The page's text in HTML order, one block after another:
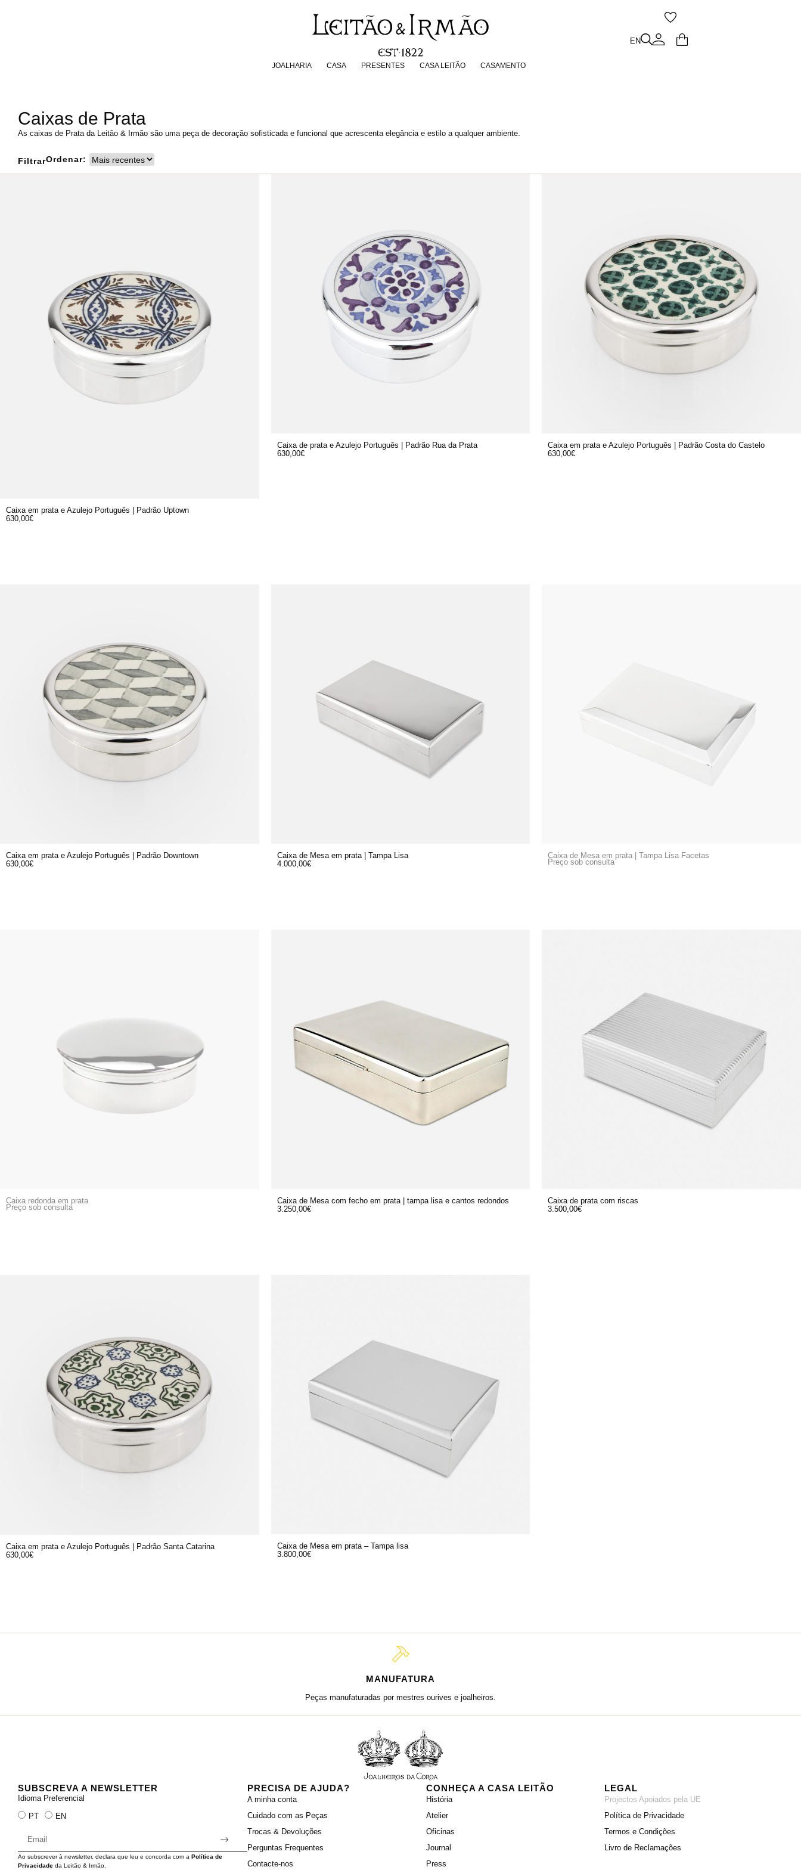
JOALHARIA CASA PRESENTES CASA LEITÃO CASAMENTO
EN
PRESENTES CASA LEITÃO
Caixas de Prata
As caixas de Prata da Leitão & Irmão são uma peça de decoração sofisticada e funcional que acrescenta elegância e estilo a qualquer ambiente.
FiltrarOrdenar:
Caixa em prata e Azulejo Português | Padrão Uptown
630,00€
Caixa de prata e Azulejo Português | Padrão Rua da Prata
630,00€
Caixa em prata e Azulejo Português | Padrão Costa do Castelo
630,00€
Caixa em prata e Azulejo Português | Padrão Downtown
630,00€
Caixa de Mesa em prata | Tampa Lisa
4.000,00€
Caixa de Mesa em prata | Tampa Lisa Facetas
Preço sob consulta
Caixa redonda em prata
Preço sob consulta
Caixa de Mesa com fecho em prata | tampa lisa e cantos redondos
3.250,00€
Caixa de prata com riscas
3.500,00€
Caixa em prata e Azulejo Português | Padrão Santa Catarina
630,00€
Caixa de Mesa em prata – Tampa lisa
3.800,00€
MANUFATURA
Peças manufaturadas por mestres ourives e joalheiros.
SUBSCREVA A NEWSLETTER
Idioma Preferencial
PT EN
Ao subscrever à newsletter, declara que leu e concorda com a Política de
Privacidade da Leitão & Irmão.
PRECISA DE AJUDA?
A minha conta
Cuidado com as Peças
Trocas & Devoluções
Perguntas Frequentes
Contacte-nos
CONHEÇA A CASA LEITÃO
História
Atelier
Oficinas
Journal
Press
LEGAL
Projectos Apoiados pela UE
Política de Privacidade
Termos e Condições
Livro de Reclamações